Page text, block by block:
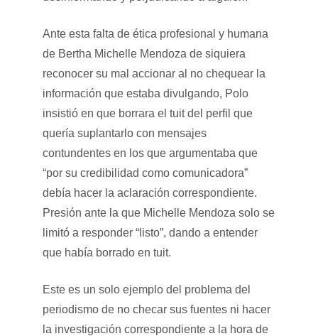
Ante esta falta de ética profesional y humana
de Bertha Michelle Mendoza de siquiera
reconocer su mal accionar al no chequear la
información que estaba divulgando, Polo
insistió en que borrara el tuit del perfil que
quería suplantarlo con mensajes
contundentes en los que argumentaba que
“por su credibilidad como comunicadora”
debía hacer la aclaración correspondiente.
Presión ante la que Michelle Mendoza solo se
limitó a responder “listo”, dando a entender
que había borrado en tuit.
Este es un solo ejemplo del problema del
periodismo de no checar sus fuentes ni hacer
la investigación correspondiente a la hora de